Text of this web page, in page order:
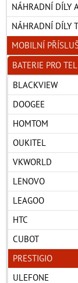
NÁHRADNÍ DÍLY
NÁHRADNÍ DÍLY
MOBILNÍ
BATERIE PRO
BLACKVIEW
DOOGEE
HOMTOM
OUKITEL
VKWORLD
LENOVO
LEAGOO
HTC
CUBOT
PRESTIGIO
ULEFONE